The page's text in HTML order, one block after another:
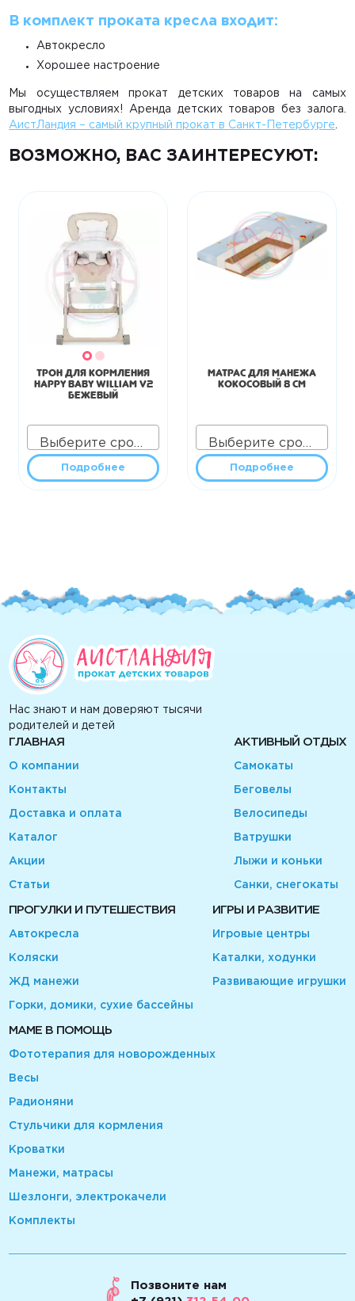
В комплект проката кресла входит:
Автокресло
Хорошее настроение
Мы осуществляем прокат детских товаров на самых
выгодных условиях! Аренда детских товаров без залога.
АистЛандия – самый крупный прокат в Санкт-Петербурге
ВОЗМОЖНО, ВАС ЗАИНТЕРЕСУЮТ:
Трон для кормления
Happy Baby William V2
бежевый
Выберите срок аренды
Подробнее
Матрас для манежа
кокосовый 8 см
Выберите срок аренды
Подробнее
Нас знают и нам доверяют тысячи
родителей и детей
ГЛАВНАЯ
О компании
Контакты
Доставка и оплата
Каталог
Акции
Статьи
АКТИВНЫЙ ОТДЫХ
Самокаты
Беговелы
Велосипеды
Ватрушки
Лыжи и коньки
Санки, снегокаты
ПРОГУЛКИ И ПУТЕШЕСТВИЯ
Автокресла
Коляски
ЖД манежи
Горки, домики, сухие бассейны
ИГРЫ И РАЗВИТИЕ
Игровые центры
Каталки, ходунки
Развивающие игрушки
МАМЕ В ПОМОЩЬ
Фототерапия для новорожденных
Весы
Радионяни
Стульчики для кормления
Кроватки
Манежи, матрасы
Шезлонги, электрокачели
Комплекты
Позвоните нам